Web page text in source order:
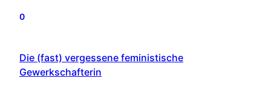
0
Die (fast) vergessene feministische
Gewerkschafterin